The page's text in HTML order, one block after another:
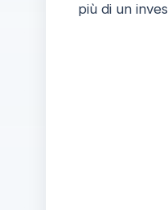
più di un